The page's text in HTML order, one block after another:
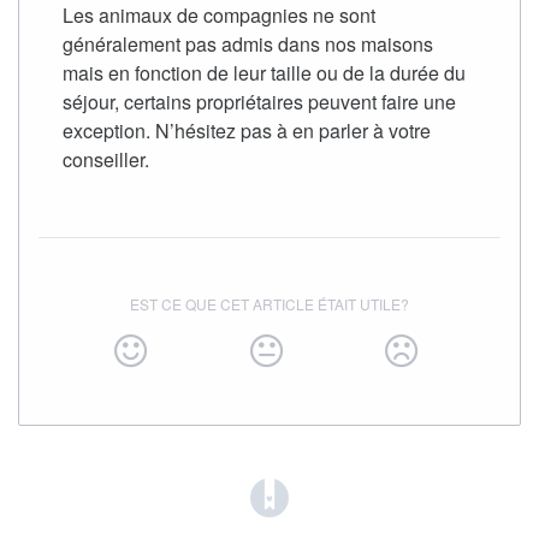
Les animaux de compagnies ne sont
généralement pas admis dans nos maisons
mais en fonction de leur taille ou de la durée du
séjour, certains propriétaires peuvent faire une
exception. N’hésitez pas à en parler à votre
conseiller.
EST CE QUE CET ARTICLE ÉTAIT UTILE?